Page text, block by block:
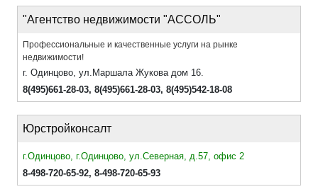
"Агентство недвижимости "АССОЛЬ"
Профессиональные и качественные услуги на рынке
недвижимости!
г. Одинцово, ул.Маршала Жукова дом 16.
8(495)661-28-03, 8(495)661-28-03, 8(495)542-18-08
Юрстройконсалт
г.Одинцово, г.Одинцово, ул.Северная, д.57, офис 2
8-498-720-65-92, 8-498-720-65-93